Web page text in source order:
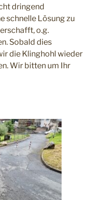
dringend
schnelle Lösung zu
o.g.
Sobald dies
die Klinghohl wieder
Wir bitten um Ihr